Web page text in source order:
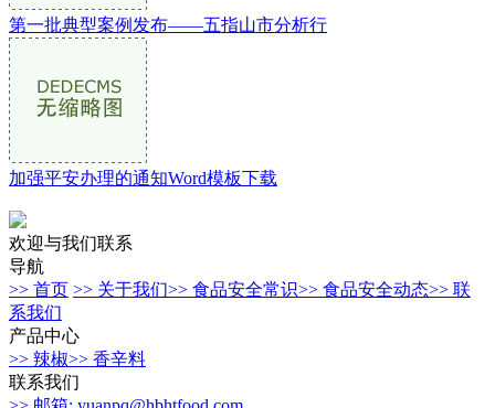
第一批典型案例发布——五指山市分析行
加强平安办理的通知Word模板下载
欢迎与我们联系
导航
>> 首页 >> 关于我们>> 食品安全常识>> 食品安全动态>> 联
系我们
产品中心
>> 辣椒>> 香辛料
联系我们